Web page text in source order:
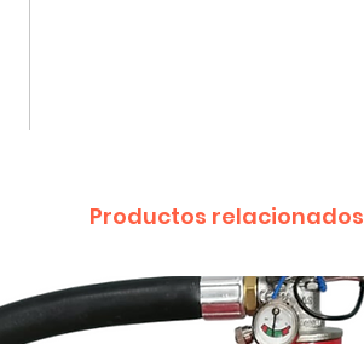
Productos relacionados